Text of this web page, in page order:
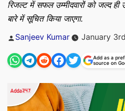
रिजल्ट में सफल उम्मीदवारों को जल्द
बारे में सूचित किया जाएगा.
Posted
Sanjeev Kumar January
Add as a
source on